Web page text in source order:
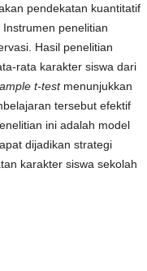
pendekatan kuantitatif
Instrumen penelitian
Hasil penelitian
rata karakter siswa dari
t-testmenunjukkan
tersebut efektif
ini adalah model
dijadikan strategi
karakter siswa sekolah